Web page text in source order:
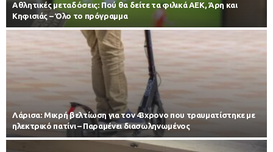
Αθλητικές μεταδόσεις: Πού θα δείτε τα φιλικά ΑΕΚ, Άρη και
Κηφισιάς – Όλο το πρόγραμμα
Λάρισα: Μικρή βελτίωση για τον 43χρονο που τραυματίστηκε με
ηλεκτρικό πατίνι – Παραμένει διασωληνωμένος